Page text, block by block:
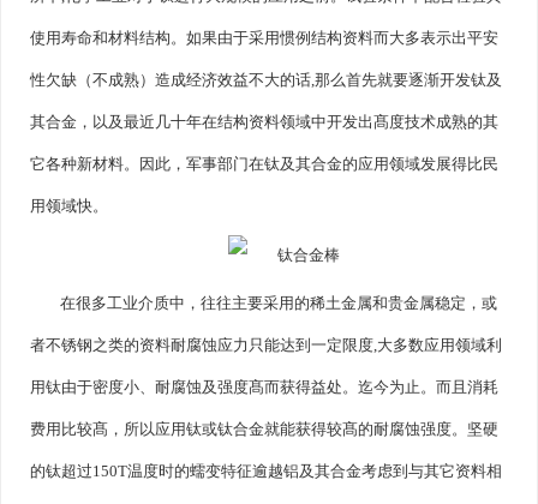
使用寿命和材料结构。如果由于采用惯例结构资料而大多表示出平安
性欠缺（不成熟）造成经济效益不大的话,那么首先就要逐渐开发钛及
其合金，以及最近几十年在结构资料领域中开发出髙度技术成熟的其
它各种新材料。因此，军事部门在钛及其合金的应用领域发展得比民
用领域快。
在很多工业介质中，往往主要采用的稀土金属和贵金属稳定，或
者不锈钢之类的资料耐腐蚀应力只能达到一定限度,大多数应用领域利
用钛由于密度小、耐腐蚀及强度髙而获得益处。迄今为止。而且消耗
费用比较髙，所以应用钛或钛合金就能获得较髙的耐腐蚀强度。坚硬
的钛超过150T温度时的蠕变特征逾越铝及其合金考虑到与其它资料相